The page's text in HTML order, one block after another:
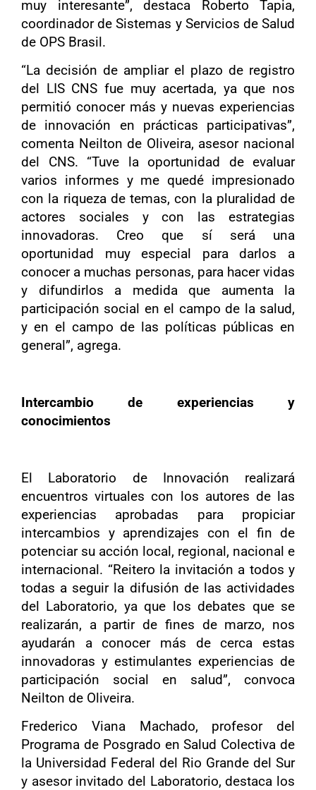
muy interesante”, destaca Roberto Tapia,
coordinador de Sistemas y Servicios de Salud
de OPS Brasil.
“La decisión de ampliar el plazo de registro
del LIS CNS fue muy acertada, ya que nos
permitió conocer más y nuevas experiencias
de innovación en prácticas participativas”,
comenta Neilton de Oliveira, asesor nacional
del CNS. “Tuve la oportunidad de evaluar
varios informes y me quedé impresionado
con la riqueza de temas, con la pluralidad de
actores sociales y con las estrategias
innovadoras. Creo que sí será una
oportunidad muy especial para darlos a
conocer a muchas personas, para hacer vidas
y difundirlos a medida que aumenta la
participación social en el campo de la salud,
y en el campo de las políticas públicas en
general”, agrega.
Intercambio de experiencias y
conocimientos
El Laboratorio de Innovación realizará
encuentros virtuales con los autores de las
experiencias aprobadas para propiciar
intercambios y aprendizajes con el fin de
potenciar su acción local, regional, nacional e
internacional. “Reitero la invitación a todos y
todas a seguir la difusión de las actividades
del Laboratorio, ya que los debates que se
realizarán, a partir de fines de marzo, nos
ayudarán a conocer más de cerca estas
innovadoras y estimulantes experiencias de
participación social en salud”, convoca
Neilton de Oliveira.
Frederico Viana Machado, profesor del
Programa de Posgrado en Salud Colectiva de
la Universidad Federal del Rio Grande del Sur
y asesor invitado del Laboratorio, destaca los